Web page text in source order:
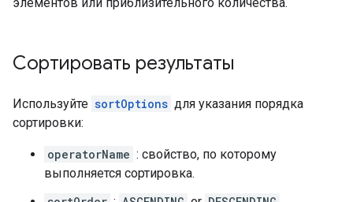
Сортировать результаты
Используйте sortOptions для указания порядка
сортировки:
operatorName : свойство, по которому
выполняется сортировка.